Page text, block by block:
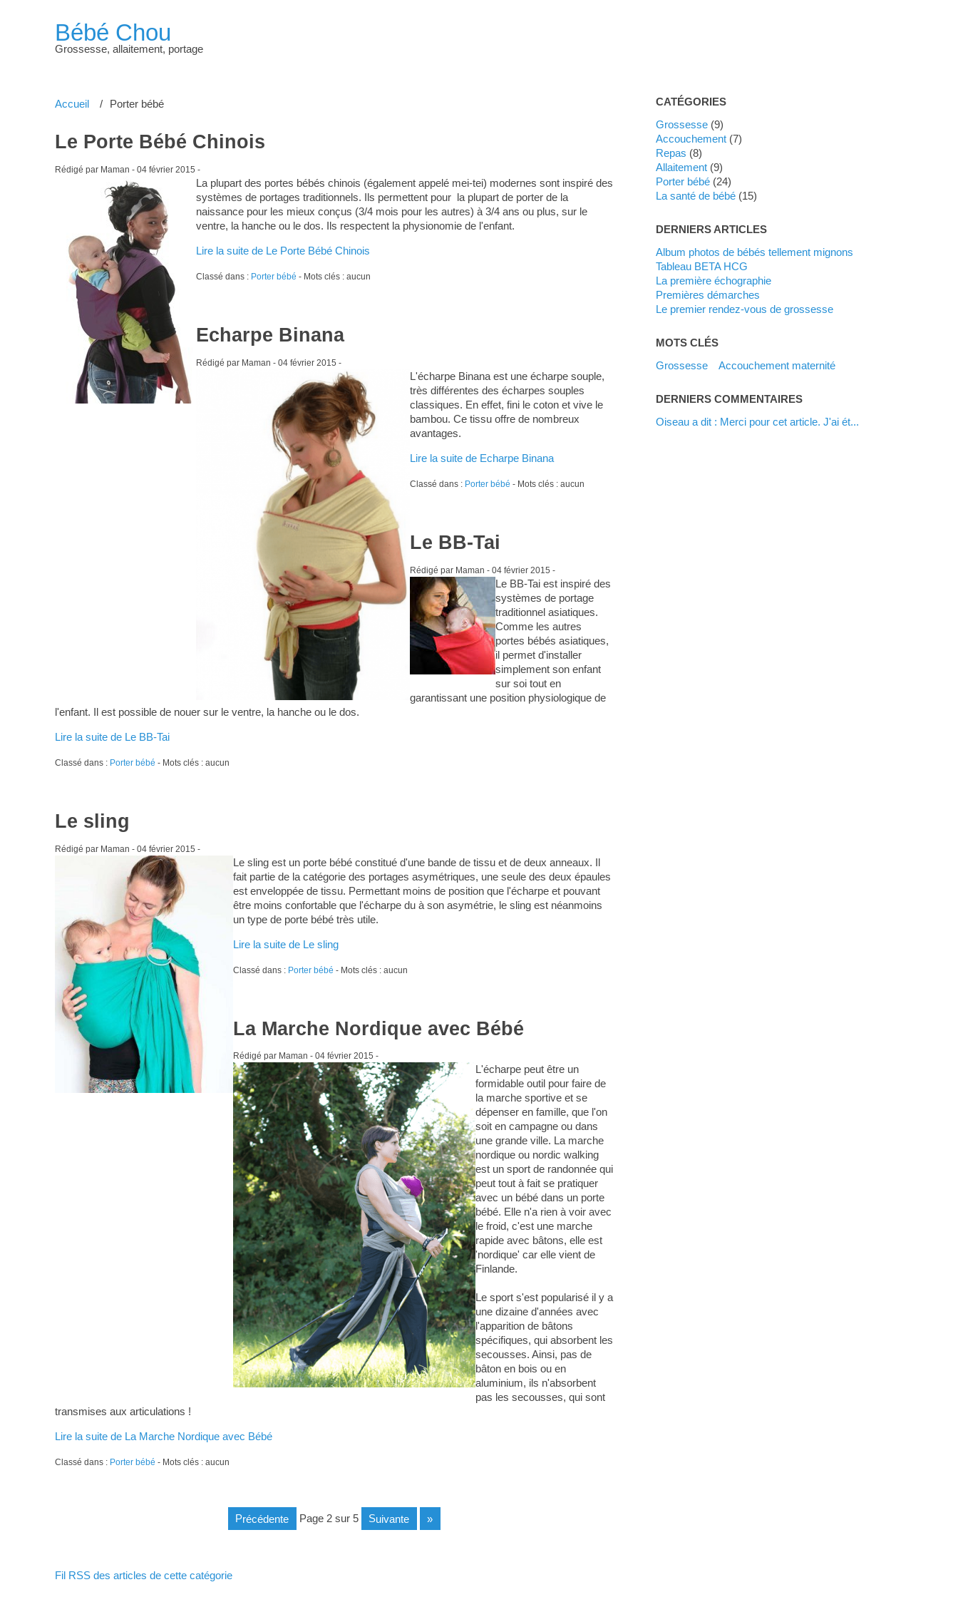
Bébé Chou
Grossesse, allaitement, portage
Accueil Porter bébé
Le Porte Bébé Chinois
Rédigé par Maman - 04 février 2015 -
La plupart des portes bébés chinois (également appelé mei-tei) modernes sont inspiré des
systèmes de portages traditionnels. Ils permettent pour la plupart de porter de la
naissance pour les mieux conçus (3/4 mois pour les autres) à 3/4 ans ou plus, sur le
ventre, la hanche ou le dos. Ils respectent la physionomie de l'enfant.
Lire la suite de Le Porte Bébé Chinois
Classé dans : Porter bébé - Mots clés : aucun
Echarpe Binana
Rédigé par Maman - 04 février 2015 -
L'écharpe Binana est une écharpe souple,
très différentes des écharpes souples
classiques. En effet, fini le coton et vive le
bambou. Ce tissu offre de nombreux
avantages.
Lire la suite de Echarpe Binana
Classé dans : Porter bébé - Mots clés : aucun
Le BB-Tai
Rédigé par Maman - 04 février 2015 -
Le BB-Tai est inspiré des
systèmes de portage
traditionnel asiatiques.
Comme les autres
portes bébés asiatiques,
il permet d'installer
simplement son enfant
sur soi tout en
garantissant une position physiologique de
l'enfant. Il est possible de nouer sur le ventre, la hanche ou le dos.
Lire la suite de Le BB-Tai
Classé dans : Porter bébé - Mots clés : aucun
Le sling
Rédigé par Maman - 04 février 2015 -
Le sling est un porte bébé constitué d'une bande de tissu et de deux anneaux. Il
fait partie de la catégorie des portages asymétriques, une seule des deux épaules
est enveloppée de tissu. Permettant moins de position que l'écharpe et pouvant
être moins confortable que l'écharpe du à son asymétrie, le sling est néanmoins
un type de porte bébé très utile.
Lire la suite de Le sling
Classé dans : Porter bébé - Mots clés : aucun
La Marche Nordique avec Bébé
Rédigé par Maman - 04 février 2015 -
L'écharpe peut être un
formidable outil pour faire de
la marche sportive et se
dépenser en famille, que l'on
soit en campagne ou dans
une grande ville. La marche
nordique ou nordic walking
est un sport de randonnée qui
peut tout à fait se pratiquer
avec un bébé dans un porte
bébé. Elle n'a rien à voir avec
le froid, c'est une marche
rapide avec bâtons, elle est
'nordique' car elle vient de
Finlande.
Le sport s'est popularisé il y a
une dizaine d'années avec
l'apparition de bâtons
spécifiques, qui absorbent les
secousses. Ainsi, pas de
bâton en bois ou en
aluminium, ils n'absorbent
pas les secousses, qui sont
transmises aux articulations !
Lire la suite de La Marche Nordique avec Bébé
Classé dans : Porter bébé - Mots clés : aucun
précédente page 2 sur 5 suivante »
Fil RSS des articles de cette catégorie
CATÉGORIES
Grossesse (9)
Accouchement (7)
Repas (8)
Allaitement (9)
Porter bébé (24)
La santé de bébé (15)
DERNIERS ARTICLES
Album photos de bébés tellement mignons
Tableau BETA HCG
La première échographie
Premières démarches
Le premier rendez-vous de grossesse
MOTS CLÉS
grossesse
accouchement maternité
DERNIERS COMMENTAIRES
Oiseau a dit : Merci pour cet article. J'ai ét...